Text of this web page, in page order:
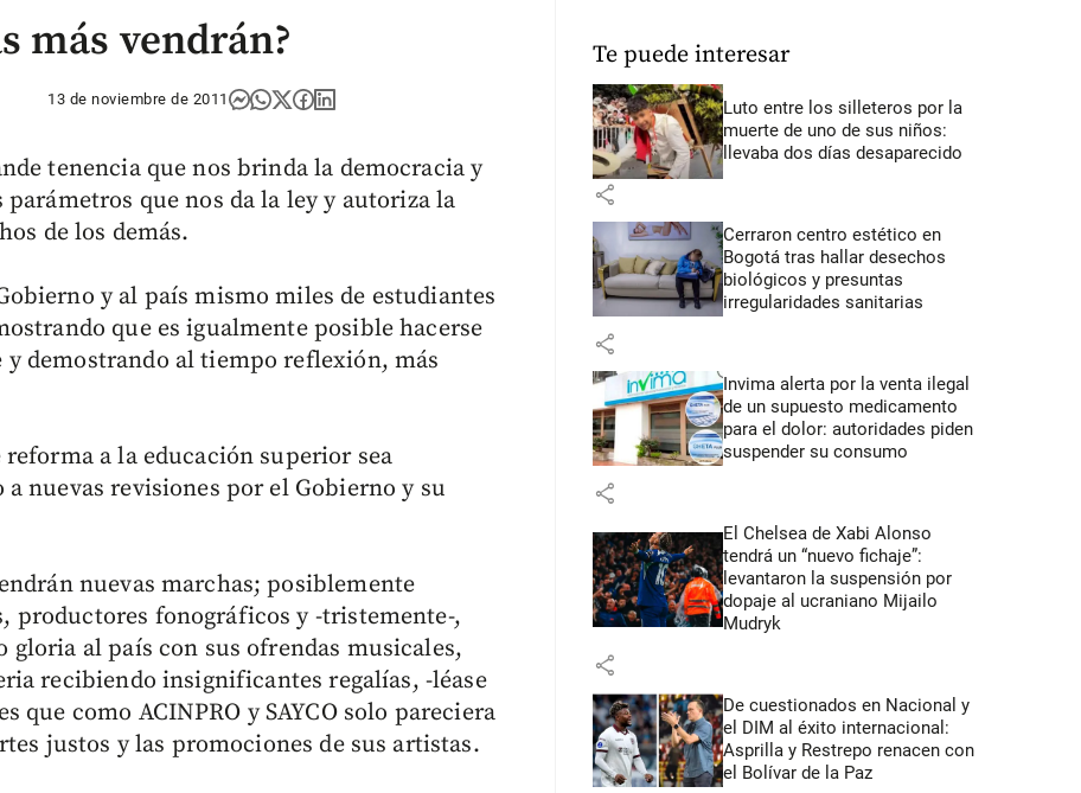
más vendrán?
13 de noviembre de 2011
tenencia que nos brinda la democracia y
que nos da la ley y autoriza la
de los demás.
y al país mismo miles de estudiantes
que es igualmente posible hacerse
demostrando al tiempo reflexión, más
a la educación superior sea
nuevas revisiones por el Gobierno y su
nuevas marchas; posiblemente
productores fonográficos y -tristemente-,
gloria al país con sus ofrendas musicales,
recibiendo insignificantes regalías, -léase
que como ACINPRO y SAYCO solo pareciera
justos y las promociones de sus artistas.
Te puede interesar
Luto entre los silleteros por la
muerte de uno de sus niños:
llevaba dos días desaparecido
share
Cerraron centro estético en
Bogotá tras hallar desechos
biológicos y presuntas
irregularidades sanitarias
share
Invima alerta por la venta ilegal
de un supuesto medicamento
para el dolor: autoridades piden
suspender su consumo
share
El Chelsea de Xabi Alonso
tendrá un “nuevo fichaje”:
levantaron la suspensión por
dopaje al ucraniano Mijailo
Mudryk
share
De cuestionados en Nacional y
el DIM al éxito internacional:
Asprilla y Restrepo renacen con
el Bolívar de la Paz